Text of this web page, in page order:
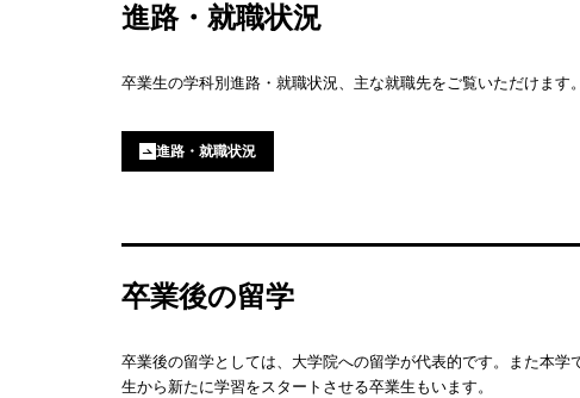
進路・就職状況
卒業生の学科別進路・就職状況、主な就職先をご覧いただけます。
進路・就職状況
卒業後の留学
卒業後の留学としては、大学院への留学が代表的です。また本
生から新たに学習をスタートさせる卒業生もいます。